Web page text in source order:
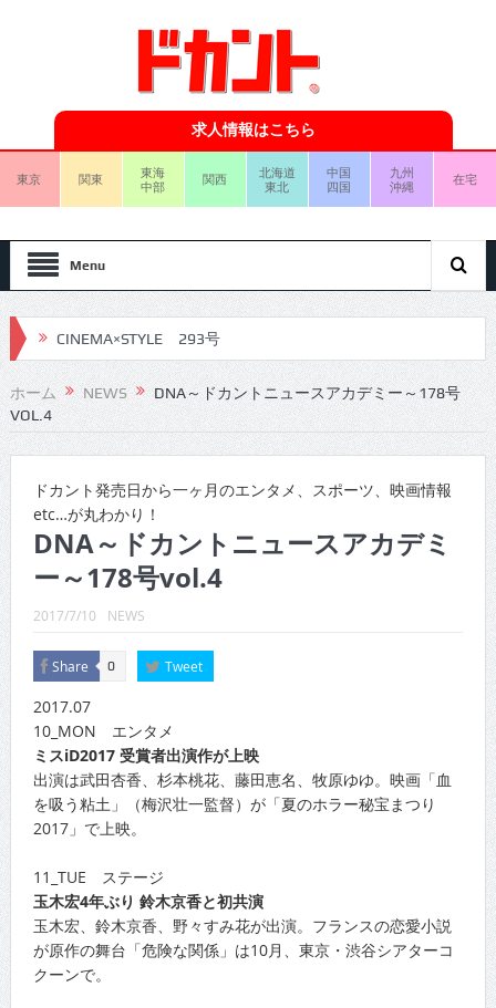
求人情報はこちら
東京 関東
東海
中部
関西
北海道
東北
中国
四国
九州
沖縄
在宅
Menu
CINEMA×STYLE 293号
CINEMA×STYLE 292号
CINEMA×STYLE 291号
CINEMA×STYLE 289号
CINEMA×STYLE 288号
CINEMA×STYLE 287号
CINEMA×STYLE 285号
CINEMA×STYLE 294号
ホーム NEWS
DNA～ドカントニュースアカデミー～178号
VOL.4
ドカント発売日から一ヶ月のエンタメ、スポーツ、映画情報
etc…が丸わかり！
DNA～ドカントニュースアカデミ
ー～178号vol.4
2017/7/10 NEWS
Share 0 Tweet
2017.07
10_MON エンタメ
ミスiD2017 受賞者出演作が上映
出演は武田杏香、杉本桃花、藤田恵名、牧原ゆゆ。映画「血
を吸う粘土」（梅沢壮一監督）が「夏のホラー秘宝まつり
2017」で上映。
11_TUE ステージ
玉木宏4年ぶり 鈴木京香と初共演
玉木宏、鈴木京香、野々すみ花が出演。フランスの恋愛小説
が原作の舞台「危険な関係」は10月、東京・渋谷シアターコ
クーンで。